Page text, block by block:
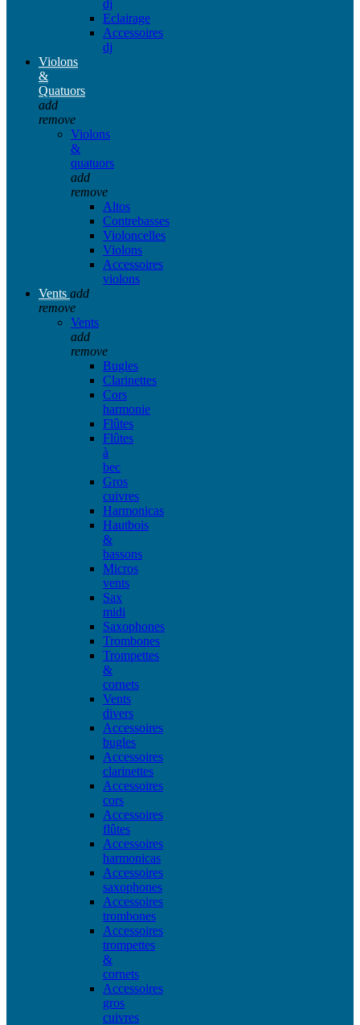
dj
Eclairage
Accessoires
dj
Violons
&
Quatuors
add
remove
Violons
&
quatuors
add
remove
Altos
Contrebasses
Violoncelles
Violons
Accessoires
violons
Vents add
remove
Vents
add
remove
Bugles
Clarinettes
Cors
harmonie
Flûtes
Flûtes
à
bec
Gros
cuivres
Harmonicas
Hautbois
&
bassons
Micros
vents
Sax
midi
Saxophones
Trombones
Trompettes
&
cornets
Vents
divers
Accessoires
bugles
Accessoires
clarinettes
Accessoires
cors
Accessoires
flûtes
Accessoires
harmonicas
Accessoires
saxophones
Accessoires
trombones
Accessoires
trompettes
&
cornets
Accessoires
gros
cuivres